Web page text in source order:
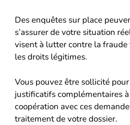
Des enquêtes sur place
s’assurer de votre situation
visent à lutter contre la
les droits légitimes.
Vous pouvez être sollicité
justificatifs complémentaires
coopération avec ces
traitement de votre dossier.